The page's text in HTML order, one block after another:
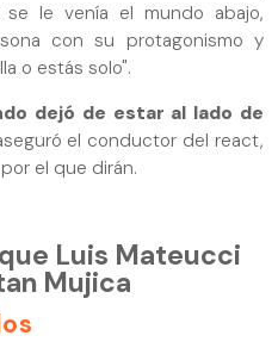
le venía el mundo abajo,
con su protagonismo y
o estás solo".
dejó de estar al lado de
el conductor del react,
el que dirán.
Luis Mateucci
Mujica